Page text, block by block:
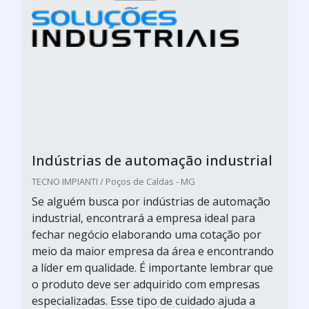
Indústrias de automação industrial
TECNO IMPIANTI / Poços de Caldas - MG
Se alguém busca por indústrias de automação
industrial, encontrará a empresa ideal para
fechar negócio elaborando uma cotação por
meio da maior empresa da área e encontrando
a líder em qualidade. É importante lembrar que
o produto deve ser adquirido com empresas
especializadas. Esse tipo de cuidado ajuda a